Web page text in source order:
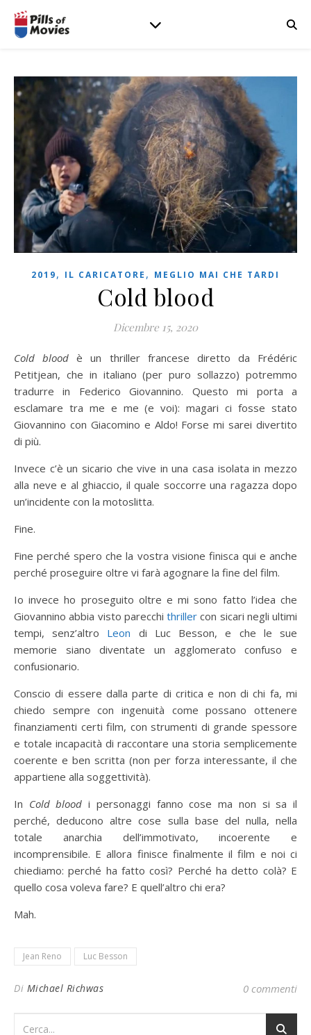
2019, IL CARICATORE , MEGLIO MAI CHE TARDI
Cold blood
Dicembre 15, 2020
Cold blood è un thriller francese diretto da Frédéric
Petitjean, che in italiano (per puro sollazzo) potremmo
tradurre in Federico Giovannino. Questo mi porta a
esclamare tra me e me (e voi): magari ci fosse stato
Giovannino con Giacomino e Aldo! Forse mi sarei divertito
di più.
Invece c’è un sicario che vive in una casa isolata in mezzo
alla neve e al ghiaccio, il quale soccorre una ragazza dopo
un’incidente con la motoslitta.
Fine.
Fine perché spero che la vostra visione finisca qui e anche
perché proseguire oltre vi farà agognare la fine del film.
Io invece ho proseguito oltre e mi sono fatto l’idea che
Giovannino abbia visto parecchi thriller con sicari negli ultimi
tempi, senz’altro Leon di Luc Besson, e che le sue
memorie siano diventate un agglomerato confuso e
confusionario.
Conscio di essere dalla parte di critica e non di chi fa, mi
chiedo sempre con ingenuità come possano ottenere
finanziamenti certi film, con strumenti di grande spessore
e totale incapacità di raccontare una storia semplicemente
coerente e ben scritta (non per forza interessante, il che
appartiene alla soggettività).
In Cold bloodi personaggi fanno cose ma non si sa il
perché, deducono altre cose sulla base del nulla, nella
totale anarchia dell’immotivato, incoerente e
incomprensibile. E allora finisce finalmente il film e noi ci
chiediamo: perché ha fatto così? Perché ha detto colà? E
quello cosa voleva fare? E quell’altro chi era?
Mah.
Jean Reno Luc Besson
Di Michael Richwas 0 commenti